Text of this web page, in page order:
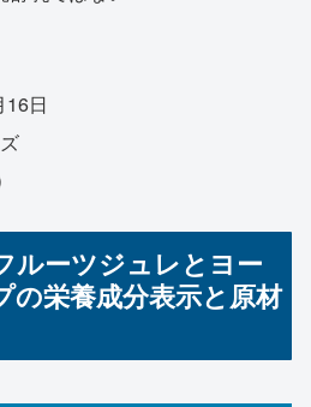
16日
ーツジュレとヨー
栄養成分表示と原材